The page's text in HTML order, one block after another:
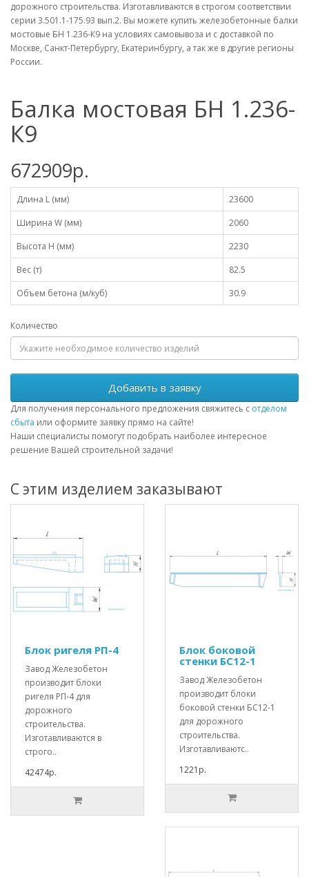
дорожного строительства. Изготавливаются в строгом соответствии
серии 3.501.1-175.93 вып.2. Вы можете купить железобетонные балки
мостовые БН 1.236-К9 на условиях самовывоза и с доставкой по
Москве, Санкт-Петербургу, Екатеринбургу, а так же в другие регионы
России.
Балка мостовая БН 1.236-
К9
672909р.
Длина L (мм)
23600
Ширина W (мм)
2060
Высота H (мм)
2230
Вес (т)
82.5
Объем бетона (м/куб)
30.9
Количество
Добавить в заявку
Для получения персонального предложения свяжитесь с отделом
сбыта или оформите заявку прямо на сайте!
Наши специалисты помогут подобрать наиболее интересное
решение Вашей строительной задачи!
С этим изделием заказывают
Блок ригеля РП-4
Завод Железобетон
производит блоки
ригеля РП-4 для
дорожного
строительства.
Изготавливаются в
строго..
42474р.
Блок боковой
стенки БС12-1
Завод Железобетон
производит блоки
боковой стенки БС12-1
для дорожного
строительства.
Изготавливаютс..
1221р.